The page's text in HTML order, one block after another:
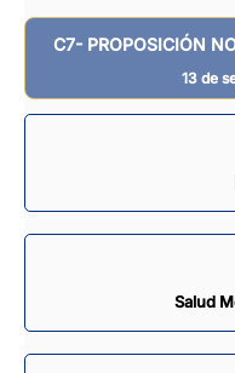
C7- PROPOSICIÓN
13 de
Salud